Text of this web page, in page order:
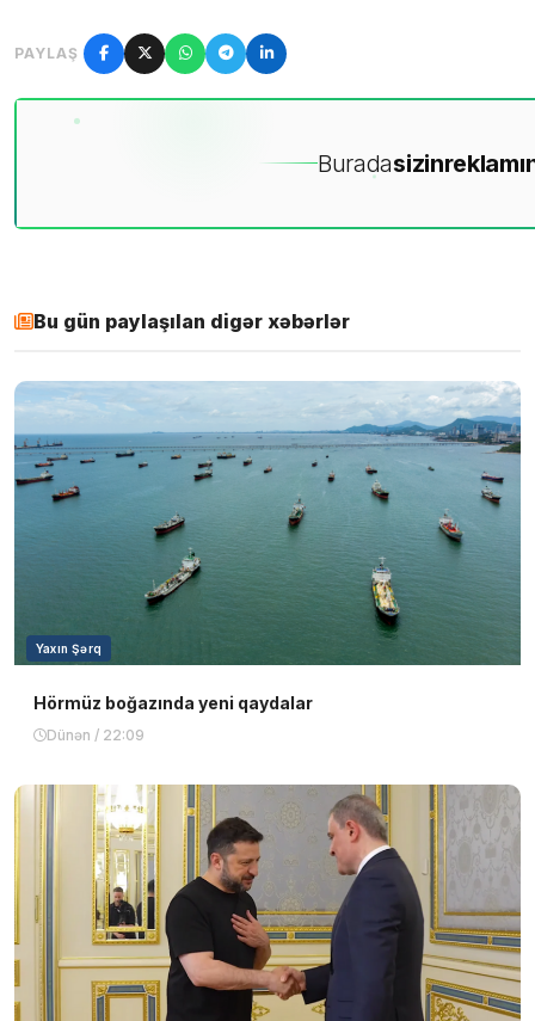
PAYLAŞ
Buradasizin
Bu gün paylaşılan digər xəbərlər
Yaxın Şərq
Hörmüz boğazında yeni qaydalar
Dünən / 22:09